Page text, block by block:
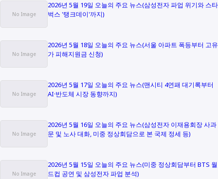
2026년 5월 19일 오늘의 주요 뉴스(삼성전자 파업 위기와 스타
벅스 '탱크데이'까지)
2026년 5월 18일 오늘의 주요 뉴스(서울 아파트 폭등부터 고유
가 피해지원금 신청)
2026년 5월 17일 오늘의 주요 뉴스(맨시티 4연패 대기록부터
AI·반도체 시장 동향까지)
2026년 5월 16일 오늘의 주요 뉴스(삼성전자 이재용회장 사과
문 및 노사 대화, 미중 정상회담으로 본 국제 정세 등)
2026년 5월 15일 오늘의 주요 뉴스(미중 정상회담부터 BTS 월
드컵 공연 및 삼성전자 파업 분석)